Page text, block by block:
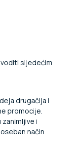
sljedećim
drugačija i
promocije.
i
način